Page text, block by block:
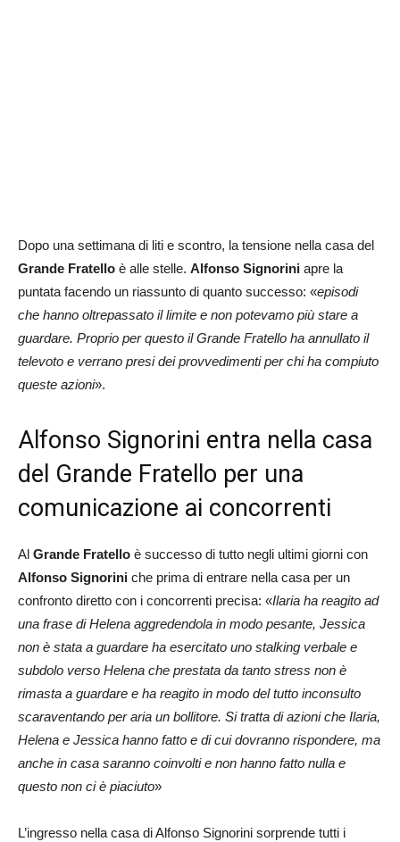
Dopo una settimana di liti e scontro, la tensione nella casa del
Grande Fratello è alle stelle. Alfonso Signorini apre la
puntata facendo un riassunto di quanto successo: «episodi
che hanno oltrepassato il limite e non potevamo più stare a
guardare. Proprio per questo il Grande Fratello ha annullato il
televoto e verrano presi dei provvedimenti per chi ha compiuto
queste azioni».
Alfonso Signorini entra nella casa
del Grande Fratello per una
comunicazione ai concorrenti
Al Grande Fratello è successo di tutto negli ultimi giorni con
Alfonso Signorini che prima di entrare nella casa per un
confronto diretto con i concorrenti precisa: «Ilaria ha reagito ad
una frase di Helena aggredendola in modo pesante, Jessica
non è stata a guardare ha esercitato uno stalking verbale e
subdolo verso Helena che prestata da tanto stress non è
rimasta a guardare e ha reagito in modo del tutto inconsulto
scaraventando per aria un bollitore. Si tratta di azioni che Ilaria,
Helena e Jessica hanno fatto e di cui dovranno rispondere, ma
anche in casa saranno coinvolti e non hanno fatto nulla e
questo non ci è piaciuto»
L’ingresso nella casa di Alfonso Signorini sorprende tutti i